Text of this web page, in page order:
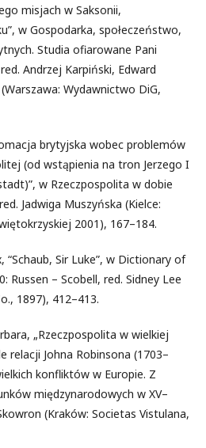
misjach w Saksonii,
w Gospodarka, społeczeństwo,
Studia ofiarowane Pani
Andrzej Karpiński, Edward
Wydawnictwo DiG,
brytyjska wobec problemów
(od wstąpienia na tron Jerzego I
w Rzeczpospolita w dobie
Jadwiga Muszyńska (Kielce:
2001), 167–184.
“Schaub, Sir Luke”, w Dictionary of
Russen – Scobell, red. Sidney Lee
1897), 412–413.
„Rzeczpospolita w wielkiej
relacji Johna Robinsona (1703–
konfliktów w Europie. Z
międzynarodowych w XV–
(Kraków: Societas Vistulana,